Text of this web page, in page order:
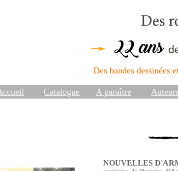
Des bandes
Catalogue A paraître Auteurs
NOUVELLES